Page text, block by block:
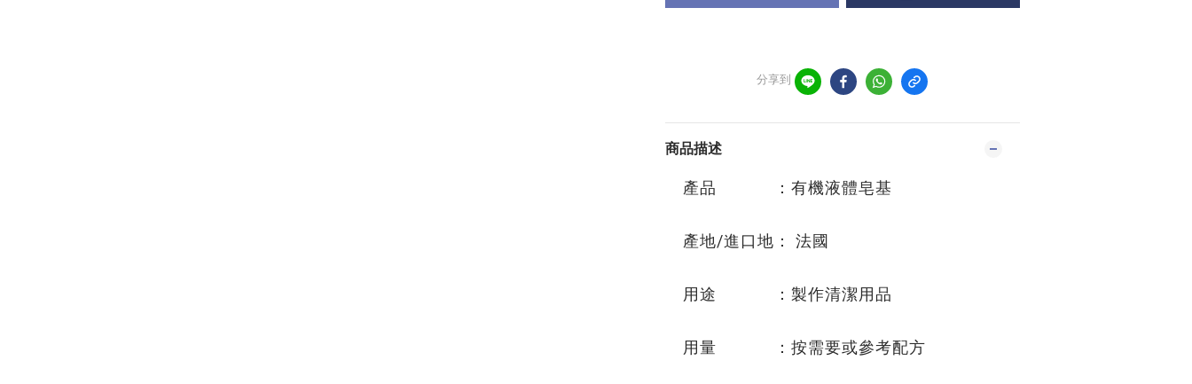
分享到
商品描述
產品 ：有機液體皂基
產地/進口地： 法國
用途 ：製作清潔用品
用量 ：按需要或參考配方